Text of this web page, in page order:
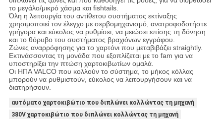
το μεγάλο/μικρό χάσμα και fishtails.
Όλη η λειτουργία του αντίθετου συστήματος εκτίναξης
χρησιμοποιεί τον έλεγχο με σερβομηχανισμό, ανατροφοδοτήστε
γρήγορα και εύκολος να ρυθμίσει, να μειώσει επίσης τη δόνηση
και το θόρυβο του συστήματος βραχιόνων εγγράφου.
Ζώνες αναρρόφησης για το χαρτόνι που μεταβιβάζει straightly.
Εκτινάσσοντας τη μονάδα που εξοπλίζεται με το fam για να
υποστηρίξει την πτώση χαρτοκιβωτίων ομαλά.
Οι ΗΠΑ VALCO που κολλούν το σύστημα, το μήκος κόλλας
μπορούν να ρυθμιστούν, εύκολος να λειτουργήσουν και να
διατηρήσουν.
αυτόματο χαρτοκιβώτιο που διπλώνει κολλώντας τη μηχανή
380V χαρτοκιβώτιο που διπλώνει κολλώντας τη μηχανή